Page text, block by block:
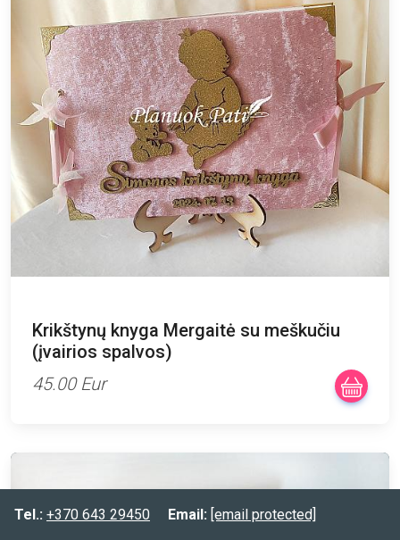
Krikštynų knyga Mergaitė su meškučiu
(įvairios spalvos)
45.00 Eur
Tel.: +370 643 29450 Email: [email protected]